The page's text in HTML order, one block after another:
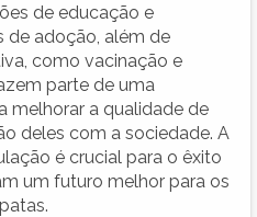
de educação e
de adoção, além de
como vacinação e
parte de uma
melhorar a qualidade de
deles com a sociedade. A
é crucial para o êxito
um futuro melhor para os